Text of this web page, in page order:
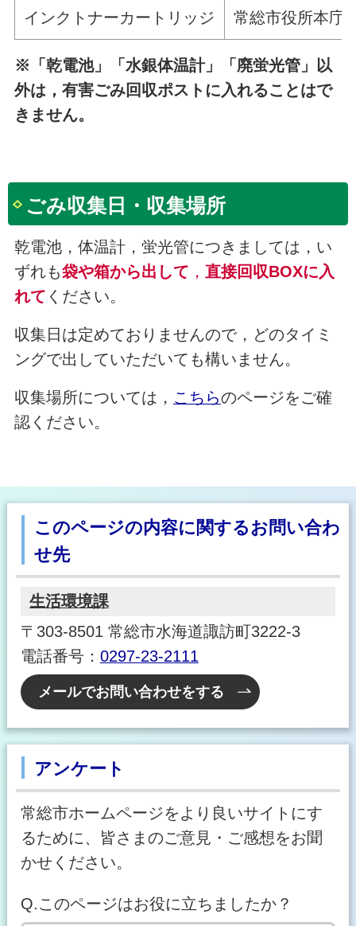
インクトナーカートリッジ 常総市役所本庁
※「乾電池」「水銀体温計」「廃蛍光管」以
外は，有害ごみ回収ポストに入れることはで
きません。
ごみ収集日・収集場所
乾電池，体温計，蛍光管につきましては，い
ずれも袋や箱から出して ， 直接回収BOXに入
れて ください。
収集日は定めておりませんので，どのタイミ
ングで出していただいても構いません。
収集場所については， こちらのページをご確
認ください。
このページの内容に関するお問い合わ
せ先
生活環境課
〒303-8501 常総市水海道諏訪町3222-3
電話番号： 0297-23-2111
メールでお問い合わせをする
アンケート
常総市ホームページをより良いサイトにす
るために、皆さまのご意見・ご感想をお聞
かせください。
Q.このページはお役に立ちましたか？